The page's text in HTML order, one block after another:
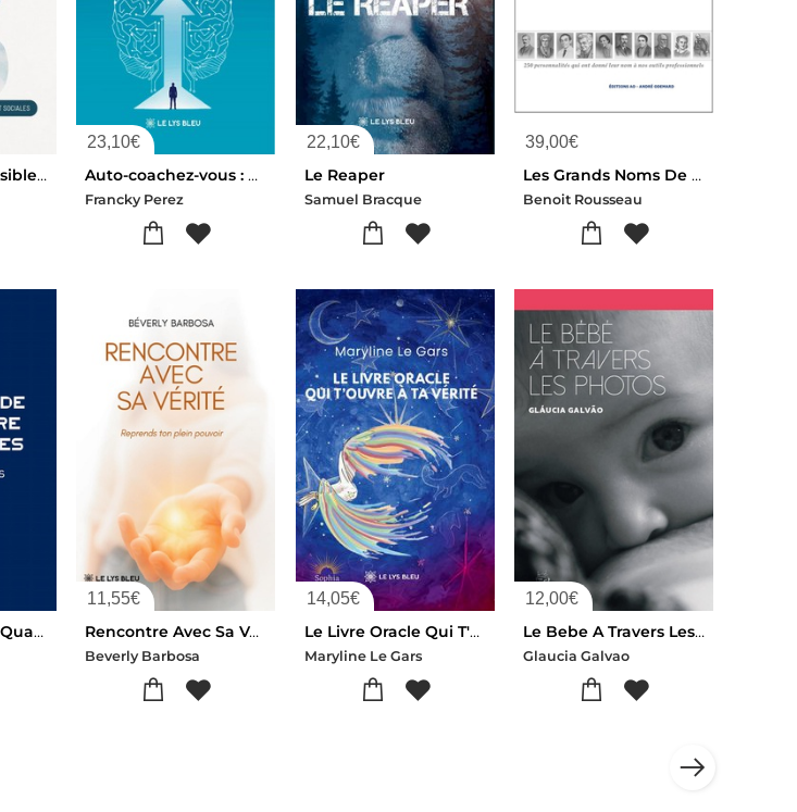
Dictionnaire Sensible Des Etats Interieurs
23,10€
Auto-coachez-vous : Arretez De Vous Subir Pour Enfin Vous Choisir
Francky Perez
22,10€
Le Reaper
Samuel Bracque
39,00€
Les Grands Noms De L'orthoptie : Un Lexique "eponymique"
Benoit Rousseau
La Methode Des Quatre Rectangles : Mathematiques Cycle 3
11,55€
Rencontre Avec Sa Verite : Reprends Ton Plein Pouvoir
Beverly Barbosa
14,05€
Le Livre Oracle Qui T'ouvre A Ta Verite
Maryline Le Gars
12,00€
Le Bebe A Travers Les Photos
Glaucia Galvao